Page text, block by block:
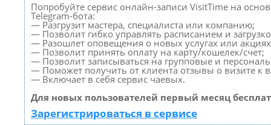
Попробуйте сервис онлайн-записи VisitTime на
Telegram-бота:
— Разгрузит мастера, специалиста или компанию;
— Позволит гибко управлять расписанием и
— Разошлет оповещения о новых услугах или
— Позволит принять оплату на карту/кошелек/счет;
— Позволит записываться на групповые и
— Поможет получить от клиента отзывы о визите к
— Включает в себя сервис чаевых.
Для новых пользователей первый месяц
Зарегистрироваться в сервисе